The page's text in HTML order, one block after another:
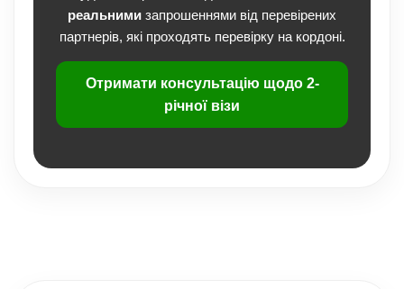
реальними запрошеннями від перевірених
партнерів, які проходять перевірку на кордоні.
Отримати консультацію щодо 2-
річної візи